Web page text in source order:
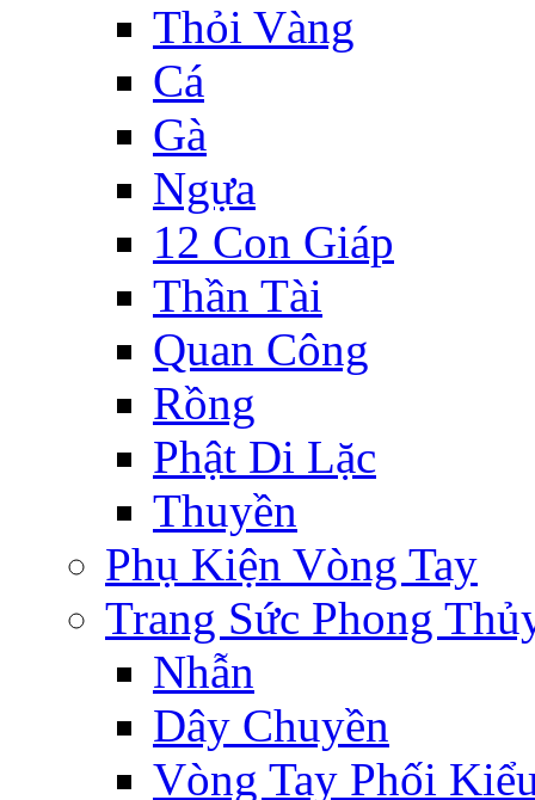
Thỏi Vàng
Cá
Gà
Ngựa
12 Con Giáp
Thần Tài
Quan Công
Rồng
Phật Di Lặc
Thuyền
Phụ Kiện Vòng Tay
Trang Sức Phong
Nhẫn
Dây Chuyền
Vòng Tay Phối